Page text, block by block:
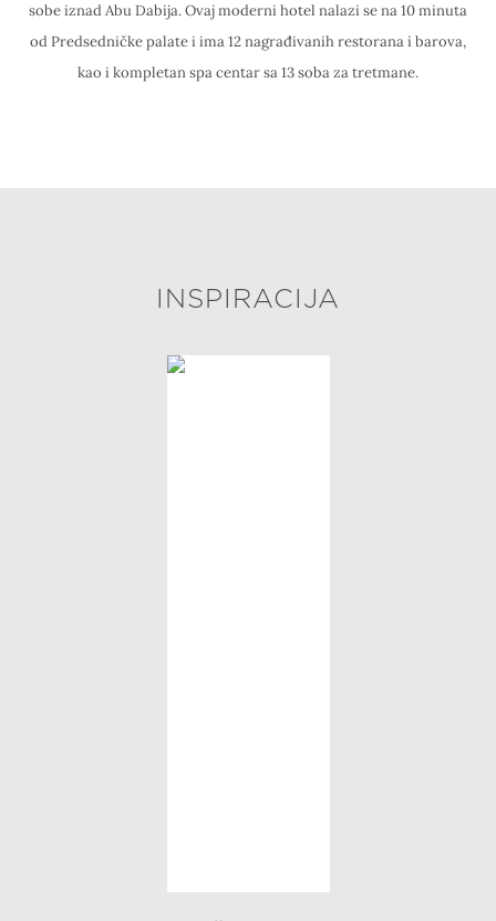
sobe iznad Abu Dabija. Ovaj moderni hotel nalazi se na 10 minuta
od Predsedničke palate i ima 12 nagrađivanih restorana i barova,
kao i kompletan spa centar sa 13 soba za tretmane.
INSPIRACIJA